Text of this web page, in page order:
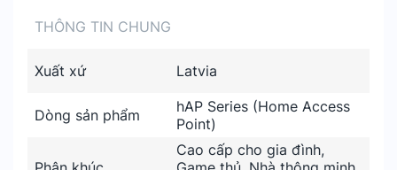
THÔNG TIN CHUNG
Xuất xứ Latvia
Dòng sản phẩm
hAP Series (Home Access
Point)
Cao cấp cho gia đình,